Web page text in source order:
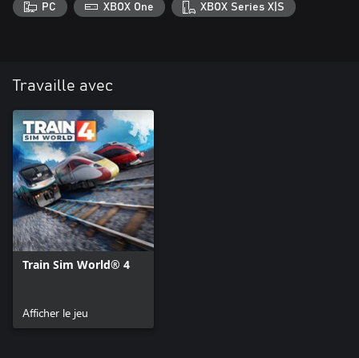
PC XBOX One XBOX Series X|S
Travaille avec
Train Sim World® 4
Afficher le jeu